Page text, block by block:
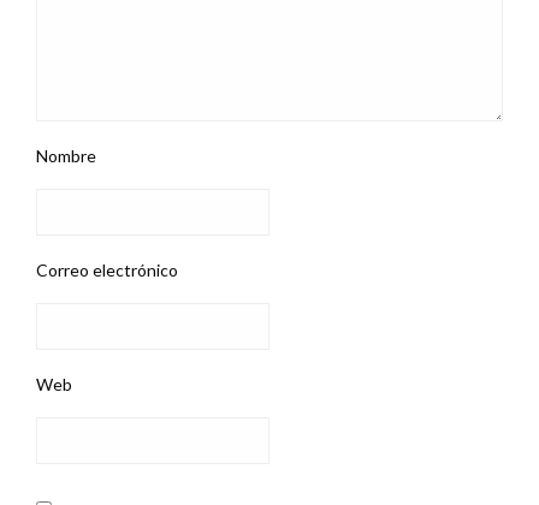
Nombre
Correo electrónico
Web